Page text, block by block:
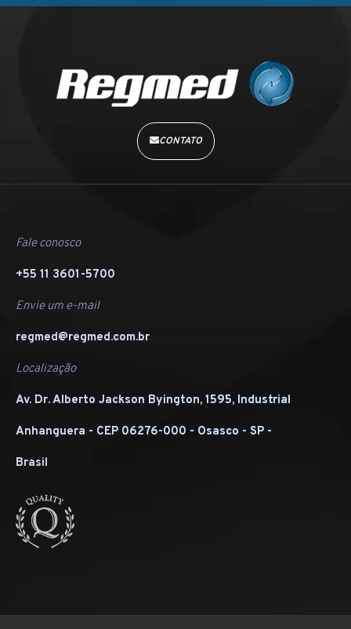
CONTATO
Fale conosco
+55 11 3601-5700
Envie um e-mail
regmed@regmed.com.br
Localização
Av. Dr. Alberto Jackson Byington, 1595, Industrial
Anhanguera - CEP 06276-000 - Osasco - SP -
Brasil